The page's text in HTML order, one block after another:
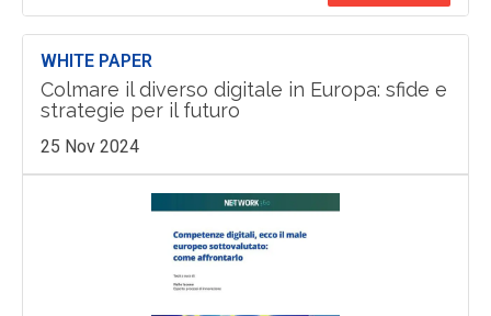
WHITE PAPER
Colmare il diverso digitale in Europa: sfide e
strategie per il futuro
25 Nov 2024